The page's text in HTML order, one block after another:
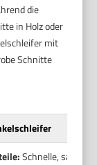
die
in Holz oder
mit
Schnitte
Schnelle,